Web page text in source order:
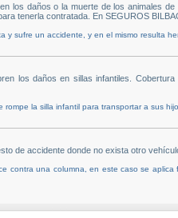
los daños o la muerte de los animales
tenerla contratada. En SEGUROS
y sufre un accidente, y en el mismo resulta
los daños en sillas infantiles.
la silla infantil para transportar a sus
de accidente donde no exista otro
contra una columna, en este caso se